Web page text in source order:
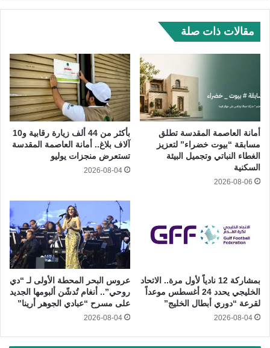
وك
be
ام
مقالات ذات صلة
أمانة العاصمة المقدسة تطلق
مسابقة “بيوت خضراء” لتعزيز
الغطاء النباتي وتجميل البيئة
السكنية
2026-08-06
بأكثر من 44 ألف زيارة رقابية و10
آلاف بلاغ.. أمانة العاصمة المقدسة
تستعرض منجزات يوليو
2026-08-04
بمشاركة 12 نادياً لأول مرة.. الاتحاد
الخليجي يحدد 24 أغسطس موعداً
لقرعة “دوري أبطال الخليج”
2026-08-04
عروس البحر المحطة الأولى لـ “دي
روحي”.. أنغام تُدشّن ألبومها الجديد
على مسرح “عبادي الجوهر أرينا”
2026-08-04